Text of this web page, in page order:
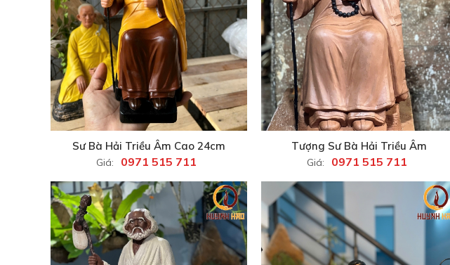
Sư Bà Hải Triều Âm Cao 24cm
Giá: 0971 515 711
Tượng Sư Bà Hải Triều Âm
Giá: 0971 515 711